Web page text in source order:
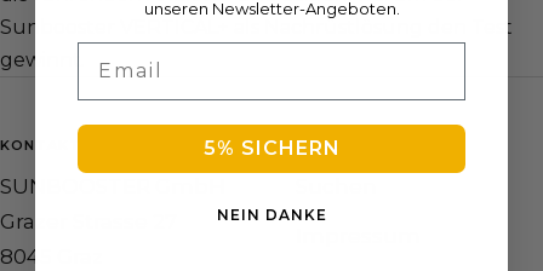
Sunbooster VERTICAL+ als Nachrüstlösung den Test
gewinnt.
KONTAKT
SUNBOOSTER GmbH
Grazer Strasse 27
8045 Graz
LINKS
unseren Newsletter-Angeboten.
5% SICHERN
NEIN DANKE